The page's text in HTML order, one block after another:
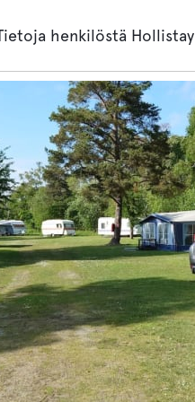
henkilöstä Hollistay